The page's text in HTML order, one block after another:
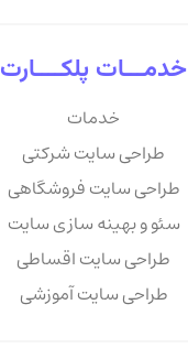
خدمـــات پلکــــارت
خدمات
طراحی سایت شرکتی
طراحی سایت فروشگاهی
سئو و بهینه سازی سایت
طراحی سایت اقساطی
طراحی سایت آموزشی